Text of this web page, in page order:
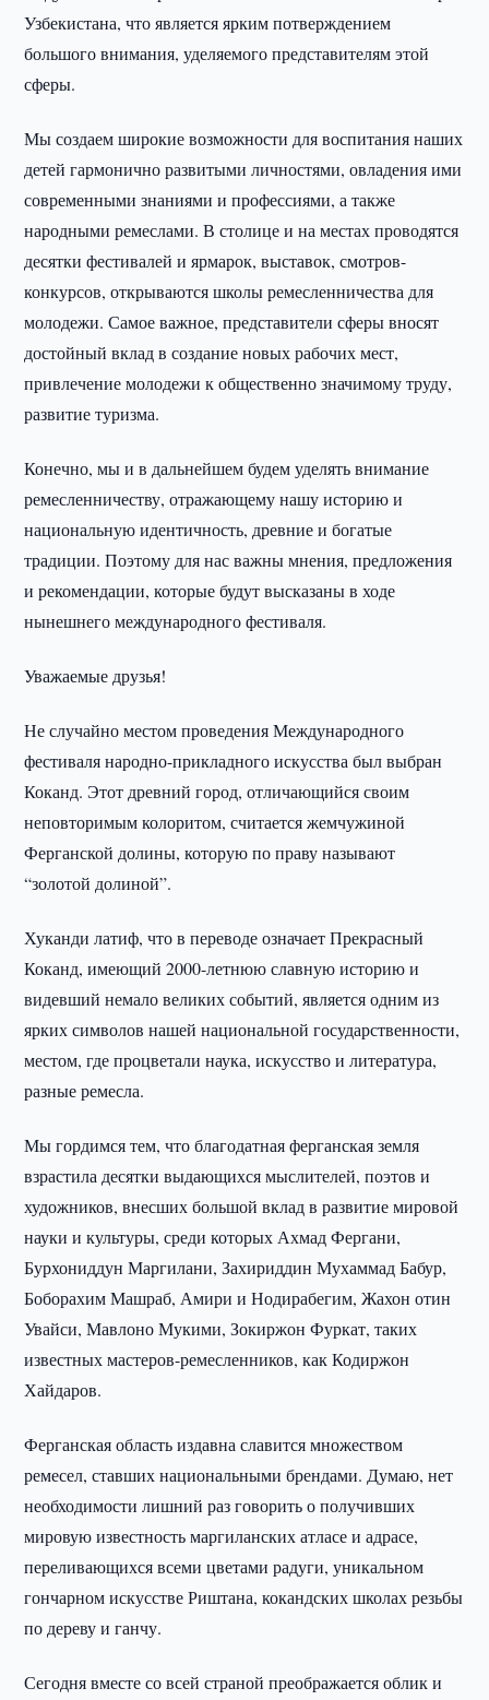
Узбекистана, что является ярким потверждением
большого внимания, уделяемого представителям этой
сферы.
Мы создаем широкие возможности для воспитания наших
детей гармонично развитыми личностями, овладения ими
современными знаниями и профессиями, а также
народными ремеслами. В столице и на местах проводятся
десятки фестивалей и ярмарок, выставок, смотров-
конкурсов, открываются школы ремесленничества для
молодежи. Самое важное, представители сферы вносят
достойный вклад в создание новых рабочих мест,
привлечение молодежи к общественно значимому труду,
развитие туризма.
Конечно, мы и в дальнейшем будем уделять внимание
ремесленничеству, отражающему нашу историю и
национальную идентичность, древние и богатые
традиции. Поэтому для нас важны мнения, предложения
и рекомендации, которые будут высказаны в ходе
нынешнего международного фестиваля.
Уважаемые друзья!
Не случайно местом проведения Международного
фестиваля народно-прикладного искусства был выбран
Коканд. Этот древний город, отличающийся своим
неповторимым колоритом, считается жемчужиной
Ферганской долины, которую по праву называют
“золотой долиной”.
Хуканди латиф, что в переводе означает Прекрасный
Коканд, имеющий 2000-летнюю славную историю и
видевший немало великих событий, является одним из
ярких символов нашей национальной государственности,
местом, где процветали наука, искусство и литература,
разные ремесла.
Мы гордимся тем, что благодатная ферганская земля
взрастила десятки выдающихся мыслителей, поэтов и
художников, внесших большой вклад в развитие мировой
науки и культуры, среди которых Ахмад Фергани,
Бурхониддун Маргилани, Захириддин Мухаммад Бабур,
Боборахим Машраб, Амири и Нодирабегим, Жахон отин
Увайси, Мавлоно Мукими, Зокиржон Фуркат, таких
известных мастеров-ремесленников, как Кодиржон
Хайдаров.
Ферганская область издавна славится множеством
ремесел, ставших национальными брендами. Думаю, нет
необходимости лишний раз говорить о получивших
мировую известность маргиланских атласе и адрасе,
переливающихся всеми цветами радуги, уникальном
гончарном искусстве Риштана, кокандских школах резьбы
по дереву и ганчу.
Сегодня вместе со всей страной преображается облик и